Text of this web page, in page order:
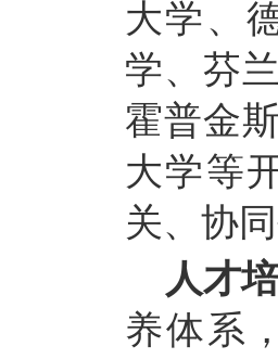
大学、
学、芬
霍普金
大学等
关、协
人才
养体系